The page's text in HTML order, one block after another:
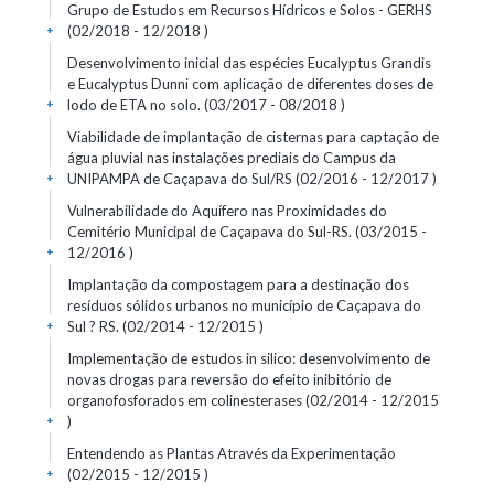
Grupo de Estudos em Recursos Hídricos e Solos - GERHS
(02/2018 - 12/2018 )
+
Desenvolvimento inicial das espécies Eucalyptus Grandis
e Eucalyptus Dunni com aplicação de diferentes doses de
lodo de ETA no solo. (03/2017 - 08/2018 )
+
Viabilidade de implantação de cisternas para captação de
água pluvial nas instalações prediais do Campus da
UNIPAMPA de Caçapava do Sul/RS (02/2016 - 12/2017 )
+
Vulnerabilidade do Aquífero nas Proximidades do
Cemitério Municipal de Caçapava do Sul-RS. (03/2015 -
12/2016 )
+
Implantação da compostagem para a destinação dos
resíduos sólidos urbanos no município de Caçapava do
Sul ? RS. (02/2014 - 12/2015 )
+
Implementação de estudos in silico: desenvolvimento de
novas drogas para reversão do efeito inibitório de
organofosforados em colinesterases (02/2014 - 12/2015
)
+
Entendendo as Plantas Através da Experimentação
(02/2015 - 12/2015 )
+